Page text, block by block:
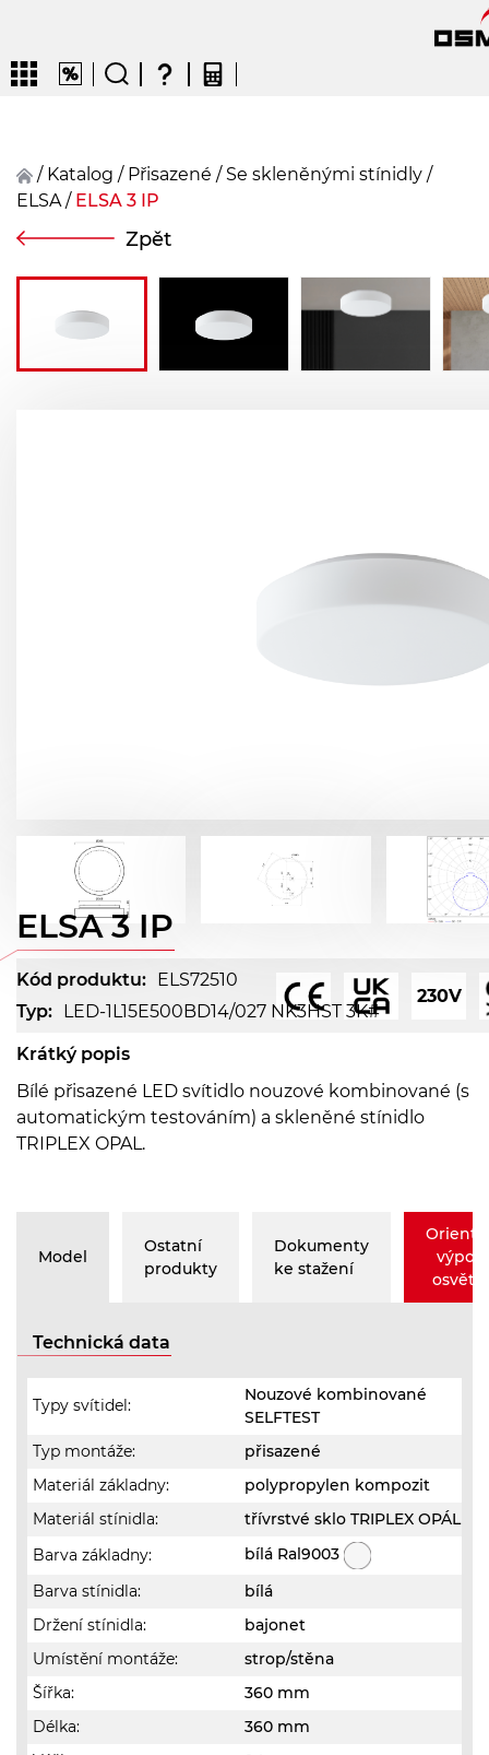
CZENDEFRFIN
/ Katalog / přisazené / Se skleněnými stínidly /
ELSA/ ELSA 3 IP
Zpět
ELSA 3 IP
Kód produktu: ELS72510
Typ: LED-1L15E500BD14/027 NK3HST 3K#
Krátký popis
Bílé přisazené LED svítidlo nouzové kombinované (s
automatickým testováním) a skleněné stínidlo
TRIPLEX OPAL.
Model
Ostatní
produkty
Dokumenty
ke stažení
Technická data
Typy svítidel:
Nouzové kombinované
SELFTEST
Typ montáže:
přisazené
Materiál základny:
polypropylen kompozit
Materiál stínidla:
třívrstvé sklo TRIPLEX OPÁL
Barva základny:
bílá Ral9003
Barva stínidla:
bílá
Držení stínidla:
bajonet
Umístění montáže:
strop/stěna
Šířka:
360 mm
Délka:
360 mm
230V